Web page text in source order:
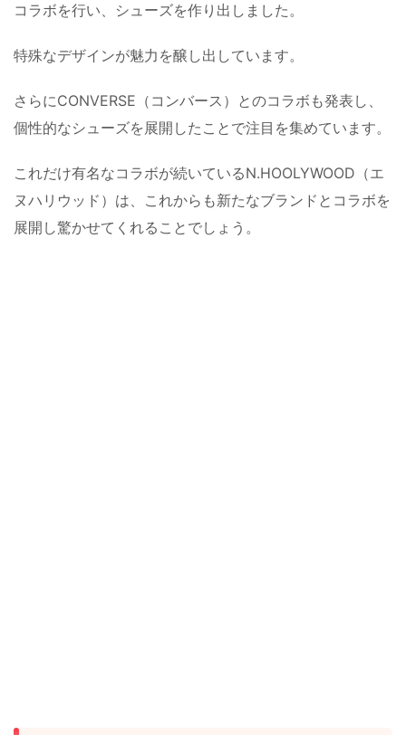
コラボを行い、シューズを作り出しました。
特殊なデザインが魅力を醸し出しています。
さらにCONVERSE（コンバース）とのコラボも発表し、
個性的なシューズを展開したことで注目を集めています。
これだけ有名なコラボが続いているN.HOOLYWOOD（エ
ヌハリウッド）は、これからも新たなブランドとコラボを
展開し驚かせてくれることでしょう。